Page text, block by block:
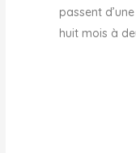
passent
huit mois à